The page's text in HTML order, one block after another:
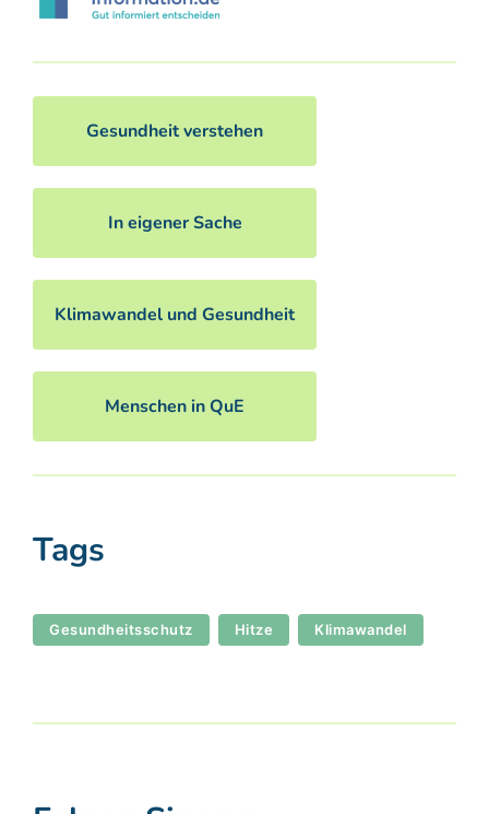
Gesundheit verstehen
In eigener Sache
Klimawandel und Gesundheit
Menschen in QuE
Tags
Gesundheitsschutz Hitze Klimawandel